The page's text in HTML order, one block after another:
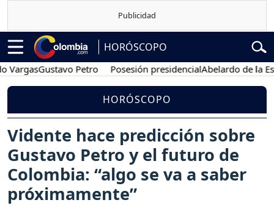
HORÓSCOPO
Gustavo Petro Posesión presidencialAbelardo de la Espriella
HORÓSCOPO
Vidente hace predicción sobre
Gustavo Petro y el futuro de
Colombia: “algo se va a saber
próximamente”